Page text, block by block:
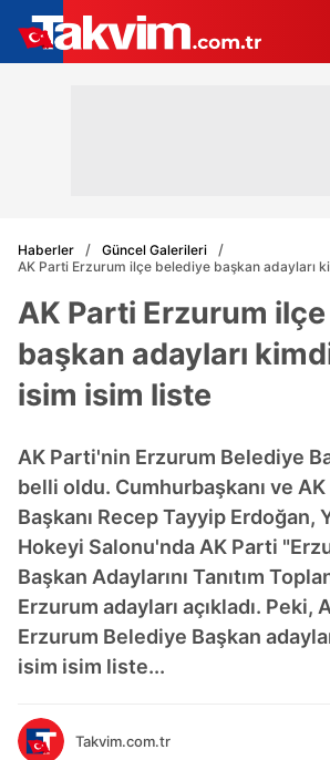
Haberler
Güncel Galerileri
AK Parti Erzurum ilçe belediye başkan adayları
AK Parti Erzurum
başkan adayları
isim isim liste
AK Parti'nin Erzurum Belediye
belli oldu. Cumhurbaşkanı ve
Başkanı Recep Tayyip Erdoğan,
Hokeyi Salonu'nda AK Parti
Başkan Adaylarını Tanıtım
Erzurum adayları açıkladı. Peki,
Erzurum Belediye Başkan
isim isim liste...
Takvim.com.tr